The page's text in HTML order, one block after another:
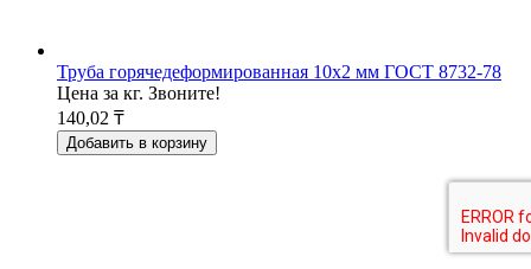
Труба горячедеформированная 10х2 мм ГОСТ 8732-78
Цена за кг. Звоните!
140,02 ₸
Добавить в корзину